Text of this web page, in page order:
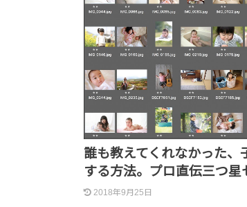
誰も教えてくれなかった、
する方法。プロ直伝三つ星
2018年9月25日